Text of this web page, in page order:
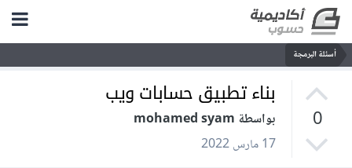
أسئلة البرمجة
0
بناء تطبيق حسابات ويب
بواسطة mohamed syam
17 مارس 2022